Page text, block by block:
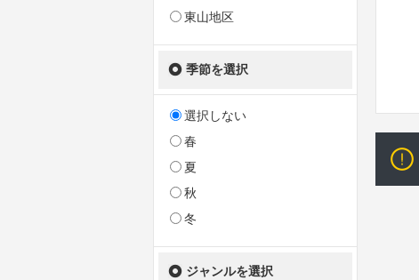
東山地区
季節を選択
選択しない
春
夏
秋
冬
ジャンルを選択